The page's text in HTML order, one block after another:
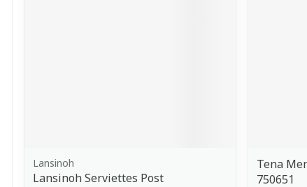
Lansinoh
Lansinoh Serviettes Post
Tena
750651